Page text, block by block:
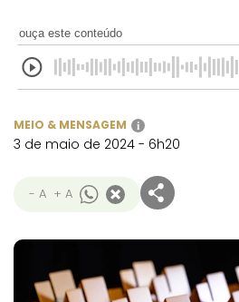
ouça este conteúdo
MEIO & MENSAGEM i
3 de maio de 2024 - 6h20
- A + A